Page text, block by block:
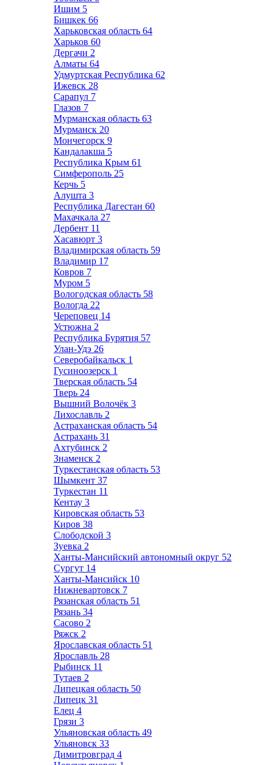
Ишим 5
Бишкек 66
Харьковская область 64
Харьков 60
Дергачи 2
Алматы 64
Удмуртская Республика 62
Ижевск 28
Сарапул 7
Глазов 7
Мурманская область 63
Мурманск 20
Мончегорск 9
Кандалакша 5
Республика Крым 61
Симферополь 25
Керчь 5
Алушта 3
Республика Дагестан 60
Махачкала 27
Дербент 11
Хасавюрт 3
Владимирская область 59
Владимир 17
Ковров 7
Муром 5
Вологодская область 58
Вологда 22
Череповец 14
Устюжна 2
Республика Бурятия 57
Улан-Удэ 26
Северобайкальск 1
Гусиноозерск 1
Тверская область 54
Тверь 24
Вышний Волочёк 3
Лихославль 2
Астраханская область 54
Астрахань 31
Ахтубинск 2
Знаменск 2
Туркестанская область 53
Шымкент 37
Туркестан 11
Кентау 3
Кировская область 53
Киров 38
Слободской 3
Зуевка 2
Ханты-Мансийский автономный округ 52
Сургут 14
Ханты-Мансийск 10
Нижневартовск 7
Рязанская область 51
Рязань 34
Сасово 2
Ряжск 2
Ярославская область 51
Ярославль 28
Рыбинск 11
Тутаев 2
Липецкая область 50
Липецк 31
Елец 4
Грязи 3
Ульяновская область 49
Ульяновск 33
Димитровград 4